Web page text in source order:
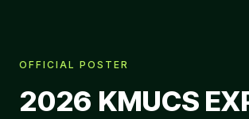
OFFICIAL POSTER
2026 KMUCS